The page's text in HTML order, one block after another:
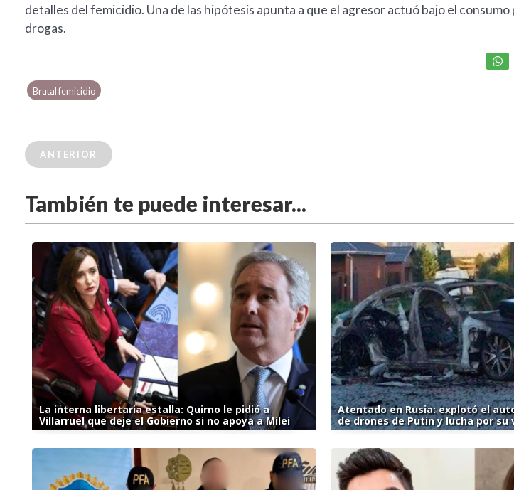
detalles del femicidio. Una de las hipótesis apunta a que el agresor actuó bajo el
drogas.
Brutal femicidio
ANTERIOR
También te puede interesar...
La interna libertaria estalla: Quirno le pidió a
Villarruel que deje el Gobierno si no apoya a Milei
Atentado en Rusia: explotó el
de drones de Putin y lucha por su